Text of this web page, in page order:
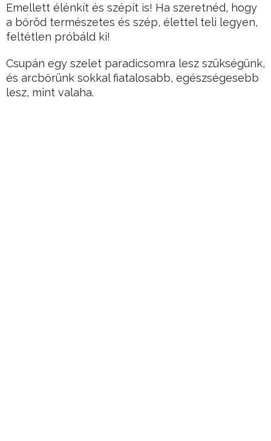
Emellett élénkít és szépít is! Ha szeretnéd, hogy
a bőröd természetes és szép, élettel teli legyen,
feltétlen próbáld ki!
Csupán egy szelet paradicsomra lesz szükségünk,
és arcbőrünk sokkal fiatalosabb, egészségesebb
lesz, mint valaha.